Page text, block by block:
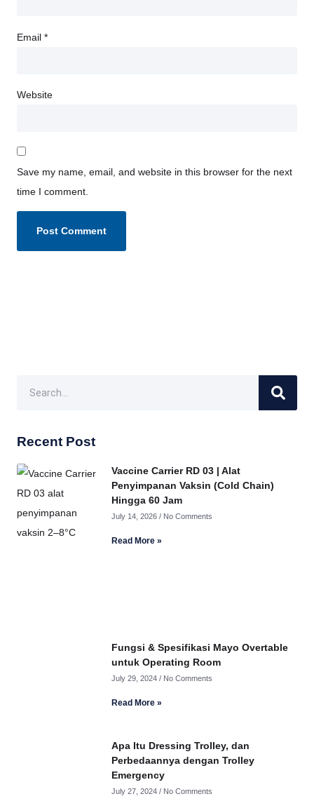
Email *
Website
Save my name, email, and website in this browser for the next
time I comment.
Recent Post
Vaccine Carrier RD 03 | Alat
Penyimpanan Vaksin (Cold Chain)
Hingga 60 Jam
July 14, 2026 No Comments
Read More »
Fungsi & Spesifikasi Mayo Overtable
untuk Operating Room
July 29, 2024 No Comments
Read More »
Apa Itu Dressing Trolley, dan
Perbedaannya dengan Trolley
Emergency
July 27, 2024 No Comments